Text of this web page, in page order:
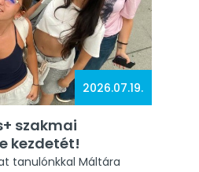
2026.07.19.
szakmai
kezdetét!
tanulónkkal Máltára